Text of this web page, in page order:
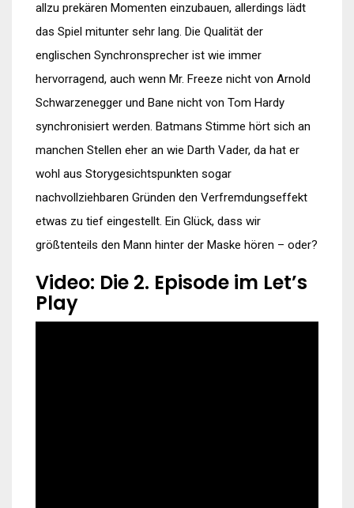
allzu prekären Momenten einzubauen, allerdings lädt
das Spiel mitunter sehr lang. Die Qualität der
englischen Synchronsprecher ist wie immer
hervorragend, auch wenn Mr. Freeze nicht von Arnold
Schwarzenegger und Bane nicht von Tom Hardy
synchronisiert werden. Batmans Stimme hört sich an
manchen Stellen eher an wie Darth Vader, da hat er
wohl aus Storygesichtspunkten sogar
nachvollziehbaren Gründen den Verfremdungseffekt
etwas zu tief eingestellt. Ein Glück, dass wir
größtenteils den Mann hinter der Maske hören – oder?
Video: Die 2. Episode im Let’s
Play